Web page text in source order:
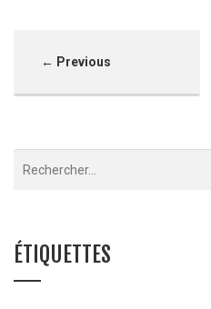
← Previous
ÉTIQUETTES